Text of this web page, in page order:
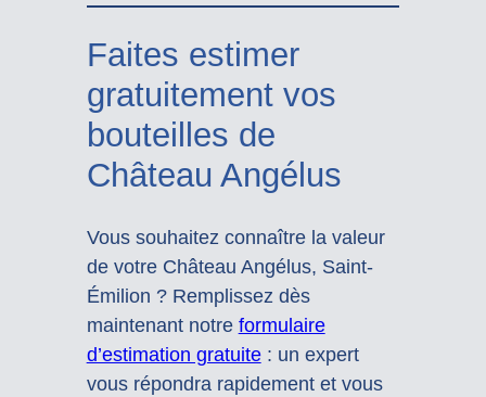
Faites estimer
gratuitement vos
bouteilles de
Château Angélus
Vous souhaitez connaître la valeur
de votre Château Angélus, Saint-
Émilion ? Remplissez dès
maintenant notre formulaire
d’estimation gratuite: un expert
vous répondra rapidement et vous